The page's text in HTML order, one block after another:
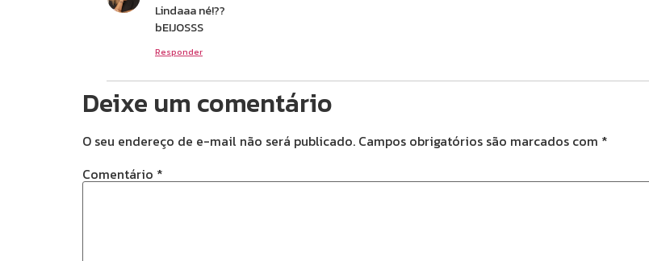
Lindaaa né!??
bEIJOSSS
Responder
Deixe um comentário
O seu endereço de e-mail não será publicado. Campos obrigatórios são marcados com *
Comentário *